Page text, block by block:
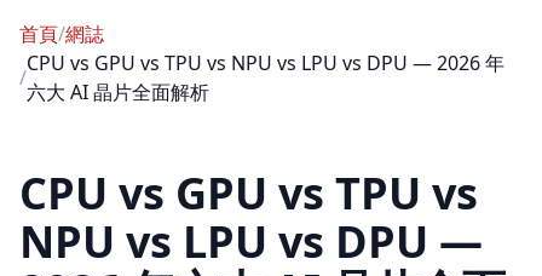
首頁/網誌
/
CPU vs GPU vs TPU vs NPU vs LPU vs DPU — 2026 年
六大 AI 晶片全面解析
CPU vs GPU vs TPU vs
NPU vs LPU vs DPU —